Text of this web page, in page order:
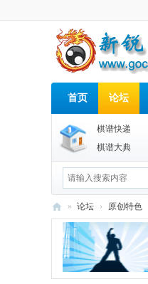
首页 论坛
棋谱快递
棋谱大典
» 论坛 › 原创特色